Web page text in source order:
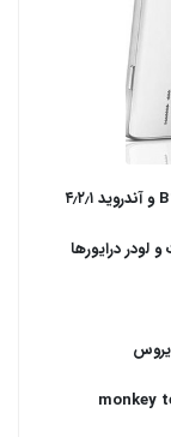
درایورها